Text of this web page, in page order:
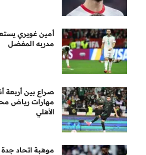
أمين غويري
مدربه المفضل
صراع بين أربعة
مهارات رياض
الأهلي
موهبة اتحاد